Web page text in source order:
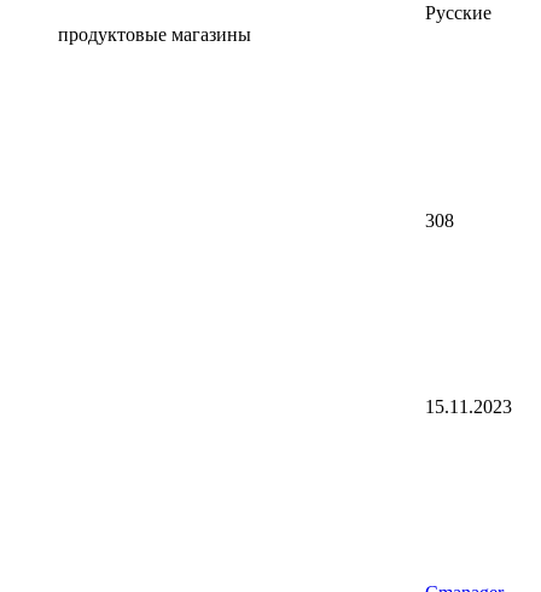
Русские
продуктовые магазины
308
15.11.2023